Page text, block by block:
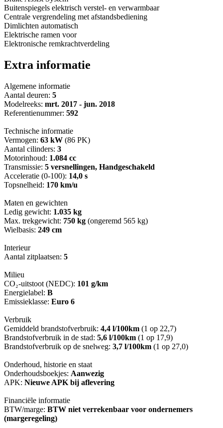
Buitenspiegels elektrisch verstel- en verwarmbaar
Centrale vergrendeling met afstandsbediening
Dimlichten automatisch
Elektrische ramen voor
Elektronische remkrachtverdeling
Extra informatie
Algemene informatie
Aantal deuren: 5
Modelreeks: mrt. 2017 - jun. 2018
Referentienummer: 592
Technische informatie
Vermogen: 63 kW (86 PK)
Aantal cilinders: 3
Motorinhoud: 1.084 cc
Transmissie: 5 versnellingen, Handgeschakeld
Acceleratie (0-100): 14,0 s
Topsnelheid: 170 km/u
Maten en gewichten
Ledig gewicht: 1.035 kg
Max. trekgewicht: 750 kg (ongeremd 565 kg)
Wielbasis: 249 cm
Interieur
Aantal zitplaatsen: 5
Milieu
CO₂-uitstoot (NEDC): 101 g/km
Energielabel: B
Emissieklasse: Euro 6
Verbruik
Gemiddeld brandstofverbruik: 4,4 l/100km (1 op 22,7)
Brandstofverbruik in de stad: 5,6 l/100km (1 op 17,9)
Brandstofverbruik op de snelweg: 3,7 l/100km (1 op 27,0)
Onderhoud, historie en staat
Onderhoudsboekjes: Aanwezig
APK: Nieuwe APK bij aflevering
Financiële informatie
BTW/marge: BTW niet verrekenbaar voor ondernemers
(margeregeling)